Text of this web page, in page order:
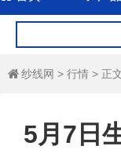
 纱线网 > 行情 > 正
5月7日